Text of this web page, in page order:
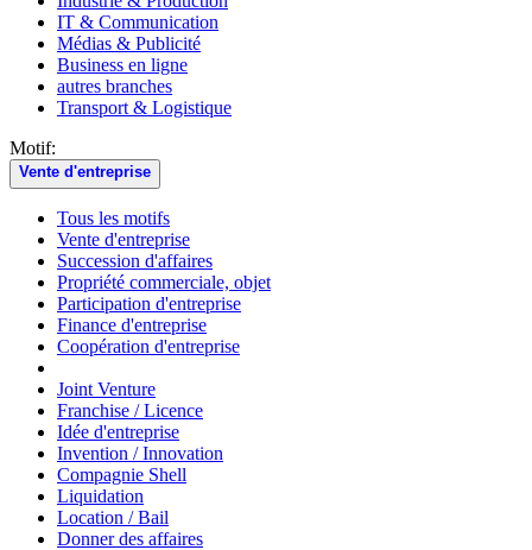
IT & Communication
Médias & Publicité
Business en ligne
autres branches
Transport & Logistique
Motif:
Vente d'entreprise
Tous les motifs
Vente d'entreprise
Succession d'affaires
Propriété commerciale, objet
Participation d'entreprise
Finance d'entreprise
Coopération d'entreprise
Joint Venture
Franchise / Licence
Idée d'entreprise
Invention / Innovation
Compagnie Shell
Liquidation
Location / Bail
Donner des affaires